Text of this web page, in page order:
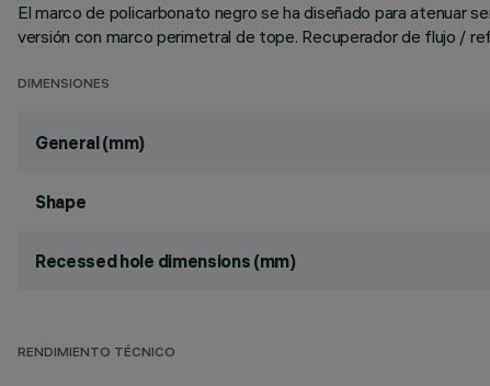
El marco de policarbonato negro se ha diseñado para atenuar
versión con marco perimetral de tope. Recuperador de flujo /
DIMENSIONES
General (mm)
Shape
Recessed hole dimensions (mm)
RENDIMIENTO TÉCNICO